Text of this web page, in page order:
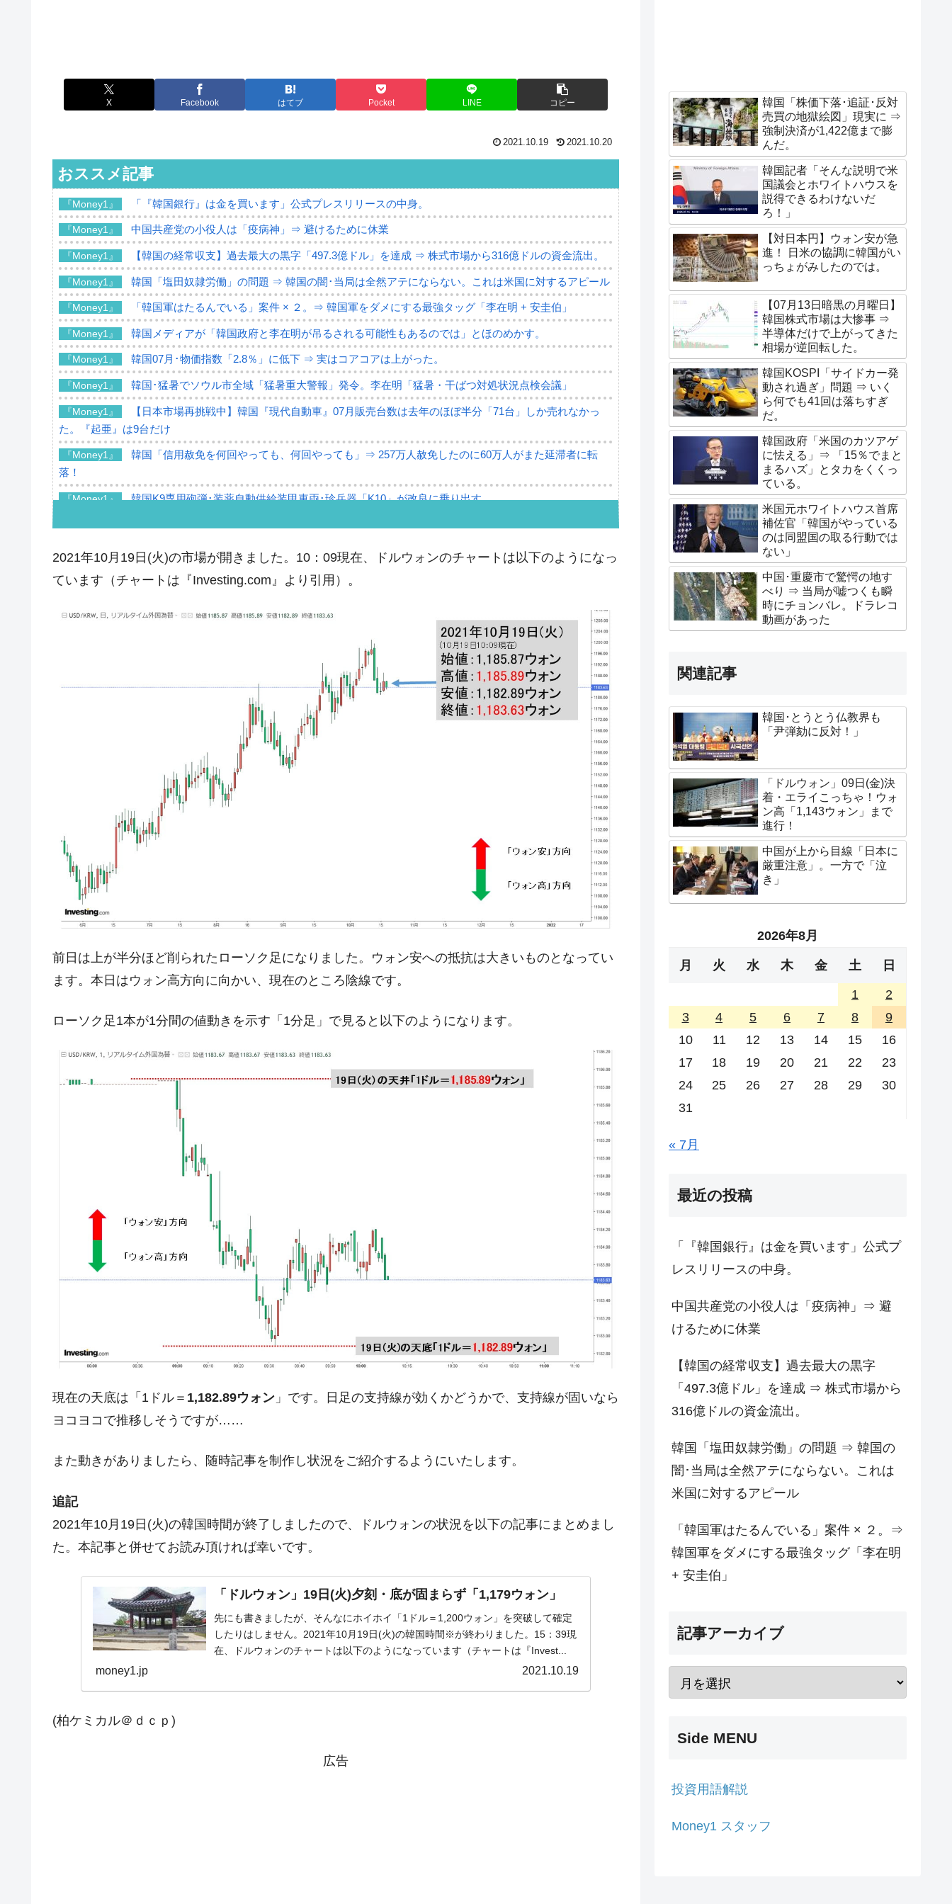
X Facebook はてブ Pocket LINE コピー
2021.10.19 2021.10.20
おススメ記事
『Money1』 「『韓国銀行』は金を買います」公式プレスリリースの中身。
『Money1』 中国共産党の小役人は「疫病神」⇒ 避けるために休業
『Money1』 【韓国の経常収支】過去最大の黒字「497.3億ドル」を達成 ⇒ 株式市場から316億ドルの資金流出。
『Money1』 韓国「塩田奴隷労働」の問題 ⇒ 韓国の闇･当局は全然アテにならない。これは米国に対するアピール
『Money1』 「韓国軍はたるんでいる」案件 × ２。⇒ 韓国軍をダメにする最強タッグ「李在明 + 安圭伯」
『Money1』 韓国メディアが「韓国政府と李在明が吊るされる可能性もあるのでは」とほのめかす。
『Money1』 韓国07月･物価指数「2.8％」に低下 ⇒ 実はコアコアは上がった。
『Money1』 韓国･猛暑でソウル市全域「猛暑重大警報」発令。李在明「猛暑・干ばつ対処状況点検会議」
『Money1』
【日本市場再挑戦中】韓国『現代自動車』07月販売台数は去年のほぼ半分「71台」しか売れなかっ
た。『起亜』は9台だけ
『Money1』
韓国「信用赦免を何回やっても、何回やっても」⇒ 257万人赦免したのに60万人がまた延滞者に転
落！
『Money1』 韓国K9専用砲弾･装薬自動供給装甲車両･珍兵器「K10」が改良に乗り出す。
『Money1』 韓国･李在明「青年層の雇用状況が悪い。せや、若者に起業させよう」⇒ どんな雇用対策だソレ。
『Money1』 【韓国の外貨準備】2026年07月は4,279億ドル。外平債の発行「19.4億ドル」
『韓国銀行』が「金の保有量を増やします」⇒「金を経由するドル入手」手段ではないのか？
韓国･外為取引量「1日当たり1,214.4億ドル」まで拡大 ⇒ 海外資金の動きに強く左右される状態
韓国･帰ってきた李在明。李在明を支持しない「50.5％」に上昇
韓国大統領府ボンクラ政策室長が告発された ⇒ 国家が行った恐るべき株価操作であり、空前の国政
韓国･警察職員が「丸刈りになって抗議活動」
『Money1』 中国だけが鉄鋼輸出を異常増加させる ⇒ 中国の過剰生産が世界を蝕む。
『Money1』 韓国製造業「半導体絶好調」のウラで他業種は全般的「不調」⇒ PSIが示す現況は決して良くない。
『Money1』 【米韓激突案件】韓国消費者院が『クーパン』1人当たり賠償10万ウォンを認定 ⇒ 総額3兆7,000億
『Money1』
『Money1』 韓国型イージス搭載の次世代駆逐艦「KDDX」1番艦、2032年竣工と公示
『Money1』 【対日本円】ウォン安が急進！ 日米の協調に韓国がいっちょがみしたのでは。
『Money1』
韓国政府『BYD』車への補助金を全廃 ⇒ 実は韓国で『BYD』車は売れている。6カ月で対前年同期比
『Money1』
在韓米国大使スティールが着韓！⇒ さっそく空港に詰めかけ「出て行け！」「極右勢力」のプラカー
韓国政府「2035年までに18.4GW規模のAIデータセンター整備」⇒ だから無理だってば。
韓国『国民年金公団』株価暴落で200兆蒸発。
韓国政府「ニセＫ-ブランドを通報しようキャンペーン」⇒ あの名物教授も登場！
韓国「橋が落ちました」⇒ 耐久性「なさすぎ」では。
日本の誇る海洋資源調査船『白嶺』は先進技術の塊！
夏の甲子園、優勝校を最も多く輩出している都道府県とは？
Fact1 今話題の「楽天ライオンズ」とは？
全て勝つといくら？ 競馬GI競走で勝利騎手がもらえる賞金とは？
Fact1 平成仮面ライダーの意外すぎるモチーフとは？
Fact1 日本人マスターズ挑戦の歴史。松山以前に最高位だった選手とは？
Fact1 セレクトセールの高額取引馬が稼いだ金額とは？
2021年10月19日(火)の市場が開きました。10：09現在、ドルウォンのチャートは以下のようになっ
ています（チャートは『Investing.com』より引用）。
前日は上が半分ほど削られたローソク足になりました。ウォン安への抵抗は大きいものとなってい
ます。本日はウォン高方向に向かい、現在のところ陰線です。
ローソク足1本が1分間の値動きを示す「1分足」で見ると以下のようになります。
現在の天底は「1ドル＝ 1,182.89ウォン 」です。日足の支持線が効くかどうかで、支持線が固いなら
ヨコヨコで推移しそうですが……
また動きがありましたら、随時記事を制作し状況をご紹介するようにいたします。
追記
2021年10月19日(火)の韓国時間が終了しましたので、ドルウォンの状況を以下の記事にまとめまし
た。本記事と併せてお読み頂ければ幸いです。
「ドルウォン」19日(火)夕刻・底が固まらず「1,179ウォン」
先にも書きましたが、そんなにホイホイ「1ドル＝1,200ウォン」を突破して確定
したりはしません。2021年10月19日(火)の韓国時間※が終わりました。15：39現
在、ドルウォンのチャートは以下のようになっています（チャートは『Invest...
money1.jp 2021.10.19
(柏ケミカル＠ｄｃｐ)
広告
韓国「株価下落･追証･反対
売買の地獄絵図」現実に ⇒
強制決済が1,422億まで膨
んだ。
韓国記者「そんな説明で米
国議会とホワイトハウスを
説得できるわけないだ
ろ！」
【対日本円】ウォン安が急
進！ 日米の協調に韓国がい
っちょがみしたのでは。
【07月13日暗黒の月曜日】
韓国株式市場は大惨事 ⇒
半導体だけで上がってきた
相場が逆回転した。
韓国KOSPI「サイドカー発
動され過ぎ」問題 ⇒ いく
ら何でも41回は落ちすぎ
だ。
韓国政府「米国のカツアゲ
に怯える」⇒ 「15％でまと
まるハズ」とタカをくくっ
ている。
米国元ホワイトハウス首席
補佐官「韓国がやっている
のは同盟国の取る行動では
ない」
中国･重慶市で驚愕の地す
べり ⇒ 当局が嘘つくも瞬
時にチョンバレ。ドラレコ
動画があった
関連記事
韓国･とうとう仏教界も
「尹弾劾に反対！」
「ドルウォン」09日(金)決
着・エライこっちゃ！ウォ
ン高「1,143ウォン」まで
進行！
中国が上から目線「日本に
厳重注意」。一方で「泣
き」
2026年8月
月 火 水 木 金 土 日
1
2
3
4 5 6 7 8
9
10
11 12 13 14 15
16
17
18 19 20 21 22
23
24
25 26 27 28 29
30
31
« 7月
最近の投稿
「『韓国銀行』は金を買います」公式プ
レスリリースの中身。
中国共産党の小役人は「疫病神」⇒ 避
けるために休業
【韓国の経常収支】過去最大の黒字
「497.3億ドル」を達成 ⇒ 株式市場から
316億ドルの資金流出。
韓国「塩田奴隷労働」の問題 ⇒ 韓国の
闇･当局は全然アテにならない。これは
米国に対するアピール
「韓国軍はたるんでいる」案件 × ２。⇒
韓国軍をダメにする最強タッグ「李在明
+ 安圭伯」
記事アーカイブ
Side MENU
投資用語解説
Money1 スタッフ